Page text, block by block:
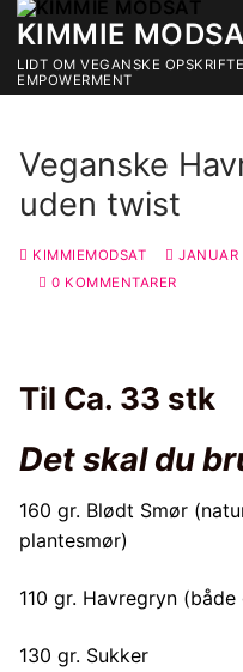
Spring
indhold
KIMMIE
LIDT OM VEGANSKE
EMPOWERMENT
Veganske
uden twist
KIMMIEMODSAT JANUAR
0 KOMMENTARER
Til Ca. 33 stk
Det skal du
160 gr. Blødt Smør
plantesmør)
110 gr. Havregryn
130 gr. Sukker